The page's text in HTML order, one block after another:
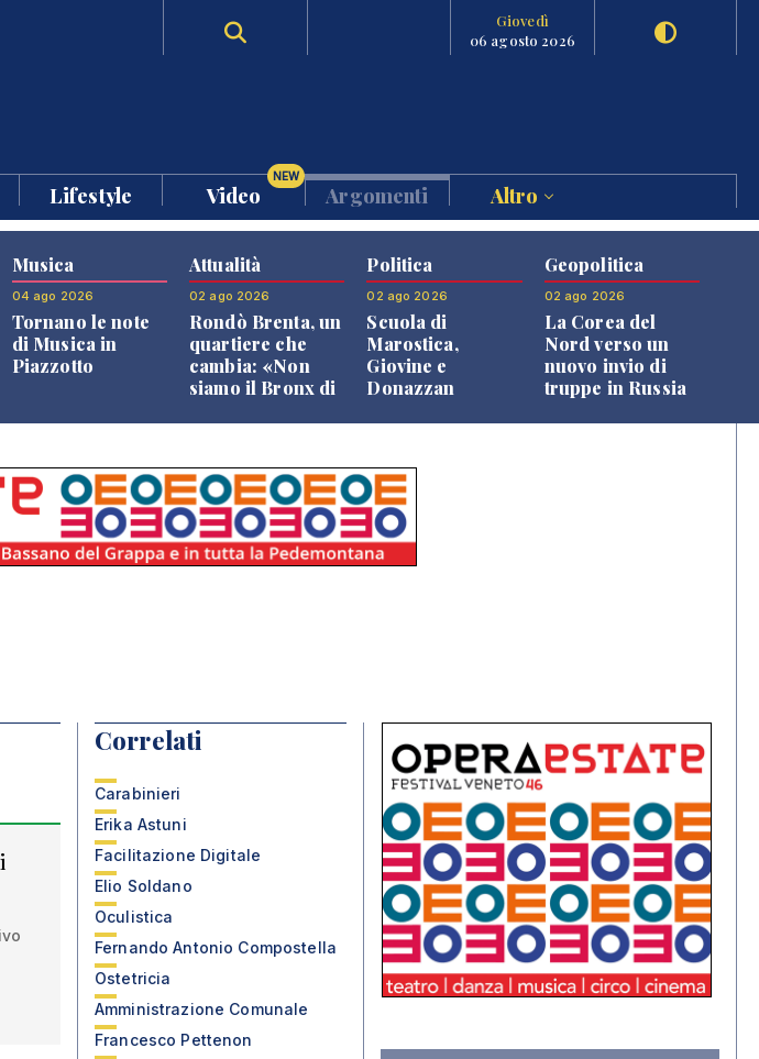
Giovedì
06 agosto 2026
Lifestyle Video
NEW
Argomenti Altro
Musica
04 ago 2026
Tornano le note
di Musica in
Piazzotto
Attualità
02 ago 2026
Rondò Brenta, un
quartiere che
cambia: «Non
siamo il Bronx di
Politica
02 ago 2026
Scuola di
Marostica,
Giovine e
Donazzan
Geopolitica
02 ago 2026
La Corea del
Nord verso un
nuovo invio di
truppe in Russia
Correlati
Carabinieri
Erika Astuni
Facilitazione Digitale
Elio Soldano
Oculistica
Fernando Antonio Compostella
Ostetricia
Amministrazione Comunale
Francesco Pettenon